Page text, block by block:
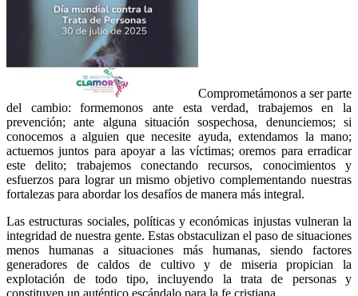
Comprometámonos a ser parte
del cambio: formemonos ante esta verdad, trabajemos en la
prevención; ante alguna situación sospechosa, denunciemos; si
conocemos a alguien que necesite ayuda, extendamos la mano;
actuemos juntos para apoyar a las víctimas; oremos para erradicar
este delito; trabajemos conectando recursos, conocimientos y
esfuerzos para lograr un mismo objetivo complementando nuestras
fortalezas para abordar los desafíos de manera más integral.
Las estructuras sociales, políticas y económicas injustas vulneran la
integridad de nuestra gente. Estas obstaculizan el paso de situaciones
menos humanas a situaciones más humanas, siendo factores
generadores de caldos de cultivo y de miseria propician la
explotación de todo tipo, incluyendo la trata de personas y
constituyen un auténtico escándalo para la fe cristiana.